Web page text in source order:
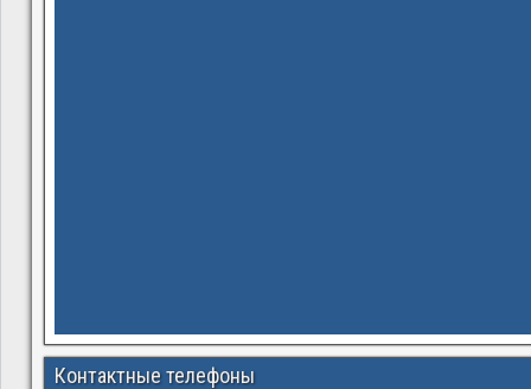
Контактные телефоны